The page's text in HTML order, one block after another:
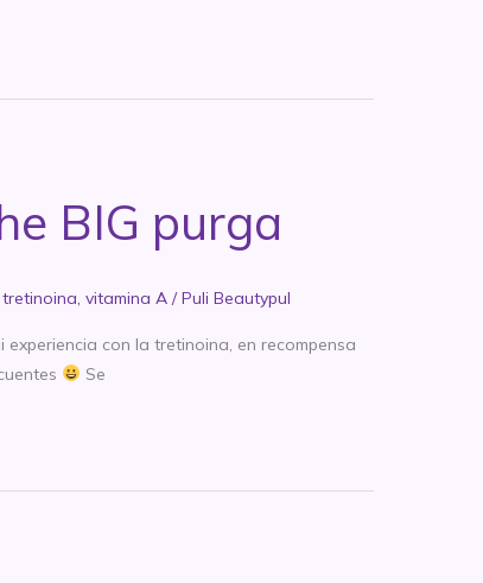
BIG purga
tretinoina, vitamina A /Puli Beautypul
con la tretinoina, en recompensa
Se